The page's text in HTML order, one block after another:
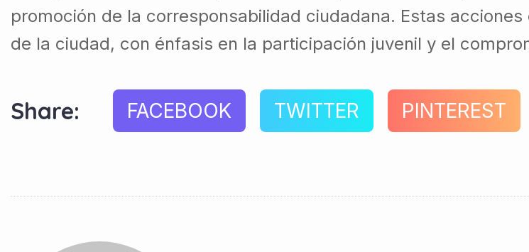
promoción de la corresponsabilidad ciudadana. Estas
de la ciudad, con énfasis en la participación juvenil y el
Share: FACEBOOK TWITTER PINTEREST